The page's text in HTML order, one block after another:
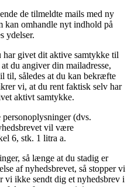
de tilmeldte mails med ny
kan omhandle nyt indhold på
ydelser.
givet dit aktive samtykke til
du angiver din mailadresse,
til, således at du kan bekræfte
vi, at du rent faktisk selv har
aktivt samtykke.
(dvs.
vil være
6, stk. 1 litra a.
så længe at du stadig er
af nyhedsbrevet, så stopper vi
vi ikke sendt dig et nyhedsbrev i